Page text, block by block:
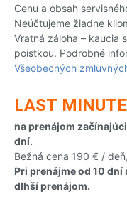
Cenu a obsah
Neúčtujeme žiadne
Vratná záloha – kaucia
poistkou. Podrobné
Všeobecných
LAST
na prenájom
dní.
Bežná cena 190 € / deň,
Pri prenájme od 10
dlhší prenájom.